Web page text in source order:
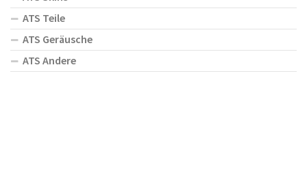
ATS Teile
ATS Geräusche
ATS Andere